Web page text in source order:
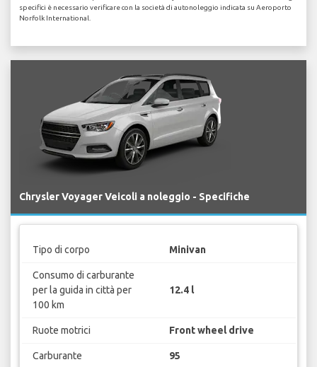
specifici è necessario verificare con la società di autonoleggio indicata su Aeroporto
Norfolk International.
Chrysler Voyager Veicoli a noleggio - Specifiche
Tipo di corpo Minivan
Consumo di carburante
per la guida in città per
100 km
12.4 l
Ruote motrici Front wheel drive
Carburante 95